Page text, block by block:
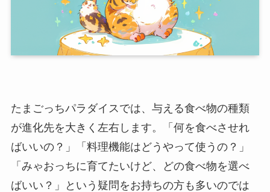
たまごっちパラダイスでは、与える食べ物の種類
が進化先を大きく左右します。「何を食べさせれ
ばいいの？」「料理機能はどうやって使うの？」
「みゃおっちに育てたいけど、どの食べ物を選べ
ばいい？」という疑問をお持ちの方も多いのでは